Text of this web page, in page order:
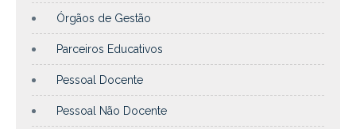
Órgãos de Gestão
Parceiros Educativos
Pessoal Docente
Pessoal Não Docente